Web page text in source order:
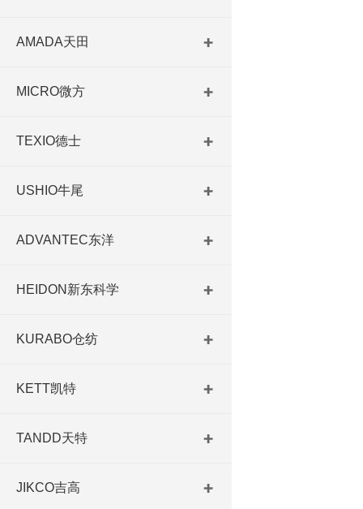
AMADA天田
MICRO微方
TEXIO德士
USHIO牛尾
ADVANTEC东洋
HEIDON新东科学
KURABO仓纺
KETT凯特
TANDD天特
JIKCO吉高